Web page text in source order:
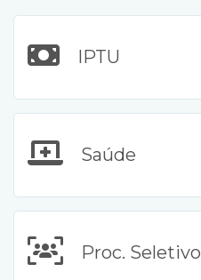
IPTU
Saúde
Proc. Seletivo